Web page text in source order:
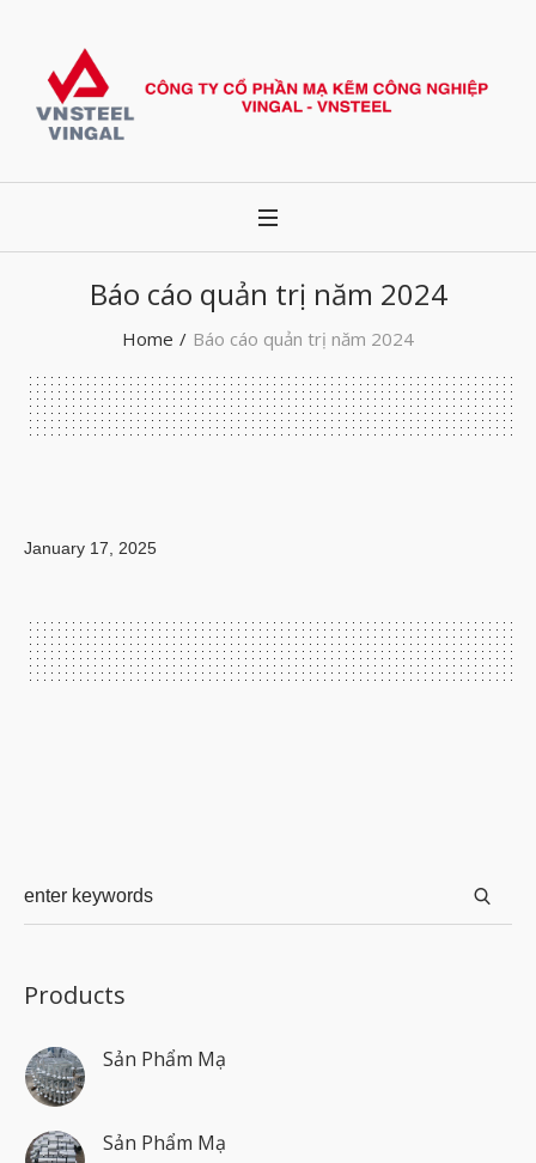
Báo cáo quản trị năm 2024
Home / Báo cáo quản trị năm 2024
January 17, 2025
Products
Sản Phẩm Mạ
Sản Phẩm Mạ